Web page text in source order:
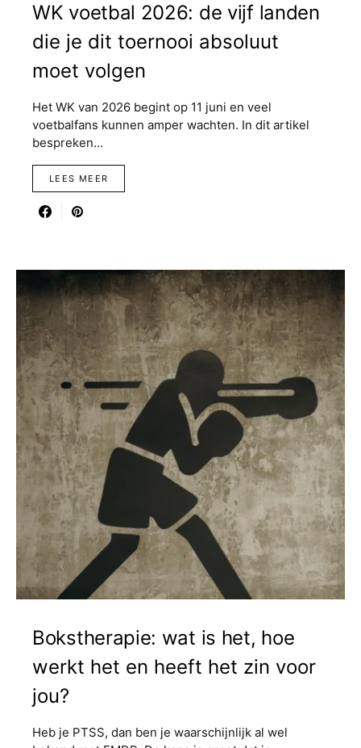
WK voetbal 2026: de vijf landen
die je dit toernooi absoluut
moet volgen
Het WK van 2026 begint op 11 juni en veel
voetbalfans kunnen amper wachten. In dit artikel
bespreken…
LEES MEER
Bokstherapie: wat is het, hoe
werkt het en heeft het zin voor
jou?
Heb je PTSS, dan ben je waarschijnlijk al wel